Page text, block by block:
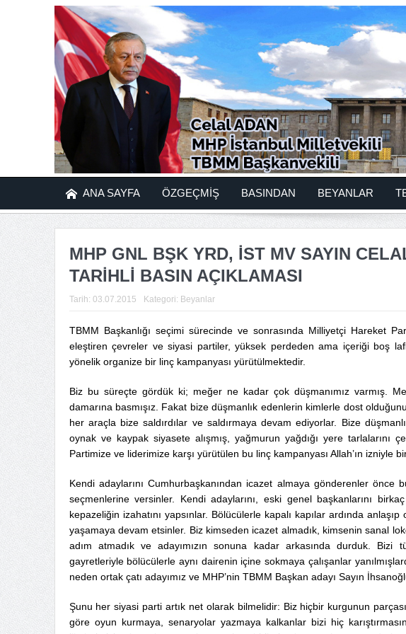
ANA SAYFA ÖZGEÇMİŞ BASINDAN BEYANLAR
MHP GNL BŞK YRD, İST MV SAYIN
TARİHLİ BASIN AÇIKLAMASI
Tarih: 03.07.2015 Kategori: Beyanlar
TBMM Başkanlığı seçimi sürecinde ve sonrasında Milliyetçi Hareket
eleştiren çevreler ve siyasi partiler, yüksek perdeden ama içeriği boş
yönelik organize bir linç kampanyası yürütülmektedir.
Biz bu süreçte gördük ki; meğer ne kadar çok düşmanımız varmış.
damarına basmışız. Fakat bize düşmanlık edenlerin kimlerle dost
her araçla bize saldırdılar ve saldırmaya devam ediyorlar. Bize
oynak ve kaypak siyasete alışmış, yağmurun yağdığı yere tarlalarını
Partimize ve liderimize karşı yürütülen bu linç kampanyası Allah’ın izniyle
Kendi adaylarını Cumhurbaşkanından icazet almaya gönderenler önce
seçmenlerine versinler. Kendi adaylarını, eski genel başkanlarını
kepazeliğin izahatını yapsınlar. Bölücülerle kapalı kapılar ardında
yaşamaya devam etsinler. Biz kimseden icazet almadık, kimsenin sanal
adım atmadık ve adayımızın sonuna kadar arkasında durduk. Bizi
gayretleriyle bölücülerle aynı dairenin içine sokmaya çalışanlar
neden ortak çatı adayımız ve MHP’nin TBMM Başkan adayı Sayın
Şunu her siyasi parti artık net olarak bilmelidir: Biz hiçbir kurgunun
göre oyun kurmaya, senaryolar yazmaya kalkanlar bizi hiç